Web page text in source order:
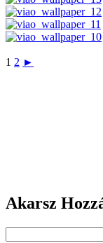
1 2 ►
Akarsz